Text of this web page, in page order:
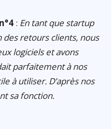
: En tant que startup
des retours clients, nous
logiciels et avons
parfaitement à nos
à utiliser. D’après nos
sa fonction.